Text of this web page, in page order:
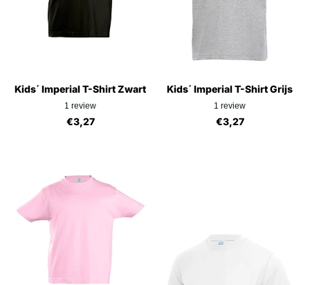
Kids´ Imperial T-Shirt Zwart
1 review
€3,27
Kids´ Imperial T-Shirt Grijs
1 review
€3,27